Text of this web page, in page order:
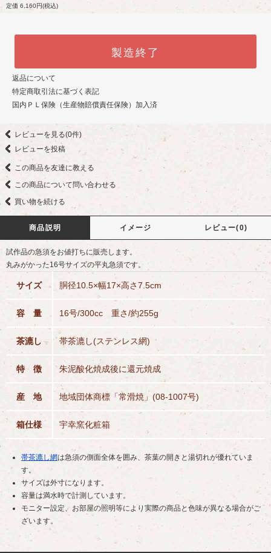
定価 6,160円(税込)
製造終了
返品について
特定商取引法に基づく表記
国内ＰＬ保険（生産物賠償責任保険）加入済
レビューを見る(0件)
レビューを投稿
この商品を友達に教える
この商品について問い合わせる
買い物を続ける
商品説明 イメージ レビュー(0)
試作品の急須をお値打ちに販売します。
丸みがかった16号サイズの平丸急須です。
サイズ 胴径10.5×幅17×高さ7.5cm
容 量 16号/300cc 重さ/約255g
茶漉し 帯茶漉し(ステンレス網)
特 徴 朱泥酸化焼成後に還元焼成
産 地 地域団体商標「常滑焼」(08-1007号)
箱仕様 宇幸窯化粧箱
帯茶漉し網は急須の側面全体を囲み、茶葉の開きと湯切れが優れていま
す。
サイズは外寸になります。
容量は満水時で計測しています。
モニター設定、お部屋の照明等により実際の商品と色味が異なる場合がご
ざいます。